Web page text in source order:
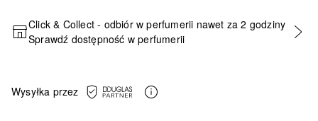
DODAJ DO KOSZYKA
Click & Collect - odbiór w perfumerii nawet za 2 godziny
Sprawdź dostępność w perfumerii
Wysyłka przez